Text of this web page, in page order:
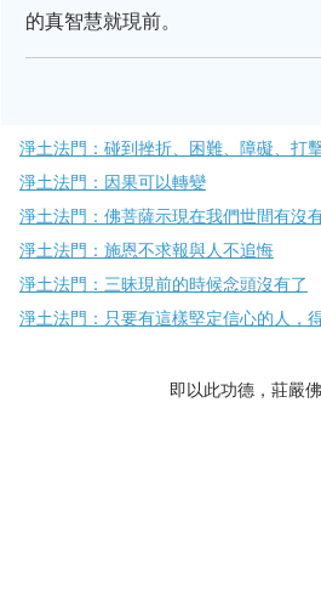
的真智慧就現前。
淨土法門：碰到挫折、困難、障礙、打
淨土法門：因果可以轉變
淨土法門：佛菩薩示現在我們世間有沒
淨土法門：施恩不求報與人不追悔
淨土法門：三昧現前的時候念頭沒有了
淨土法門：只要有這樣堅定信心的人，
即以此功德，莊嚴